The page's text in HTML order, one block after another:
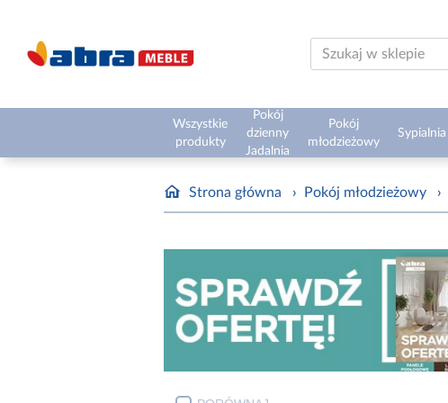
Wszystkie
produkty
Pokój
dzienny
Jadalnia
Pokój
młodzieżowy
Sypialnia
Strona główna › Pokój młodzieżowy ›